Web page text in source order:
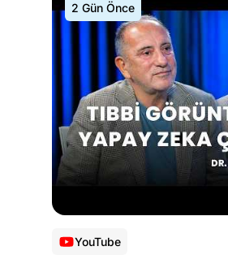
2 Gün Önce
YouTube